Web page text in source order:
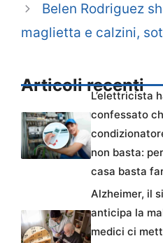
Belen Rodriguez
maglietta e calzini,
Articoli recenti
L’elettricista
confessato
non basta:
casa basta
Alzheimer, il
anticipa la
medici ci